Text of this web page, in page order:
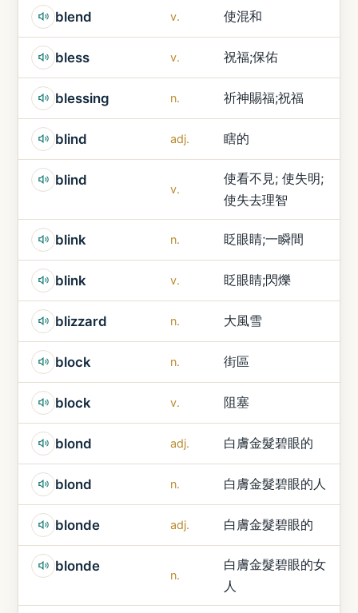
blend v. 使混和
bless v. 祝福;保佑
blessing n. 祈神賜福;祝福
blind adj. 瞎的
blind
v.
使看不見; 使失明;
使失去理智
blink n. 眨眼睛;一瞬間
blink v. 眨眼睛;閃爍
blizzard n. 大風雪
block n. 街區
block v. 阻塞
blond adj. 白膚金髮碧眼的
blond n. 白膚金髮碧眼的人
blonde adj. 白膚金髮碧眼的
blonde
n.
白膚金髮碧眼的女
人